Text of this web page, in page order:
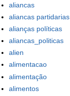
aliancas
aliancas partidarias
alianças políticas
aliancas_politicas
alien
alimentacao
alimentação
alimentos